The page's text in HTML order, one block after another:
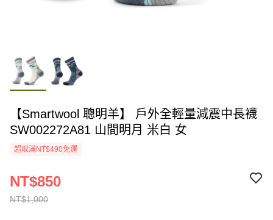
【Smartwool 聰明羊】 戶外全輕量減震中長襪
SW002272A81 山間明月 米白 女
超取滿NT$490免運
NT$1,000
NT$850